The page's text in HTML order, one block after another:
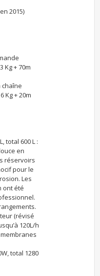
2015)
Kg + 70m
chaîne
Kg + 20m
total 600 L :
en
réservoirs
pour le
Les
ont été
(révisé
120L/h
total 1280